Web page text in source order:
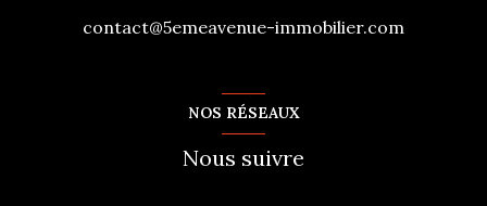
contact@5emeavenue-immobilier.com
NOS RÉSEAUX
Nous suivre